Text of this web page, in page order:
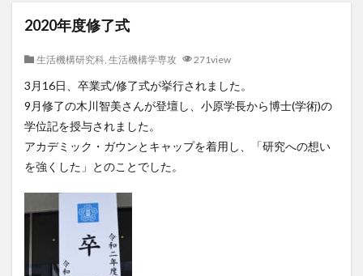
2020年度修了式
生活機構研究科, 生活機構学専攻 271view
3月16日、卒業式/修了式が挙行されました。
9月修了の木川智美さんが登壇し、小原学長から博士(学術)の
学位記を授与されました。
アカデミック・ガウンとキャップを着用し、「研究への想い
を強くした」とのことでした。